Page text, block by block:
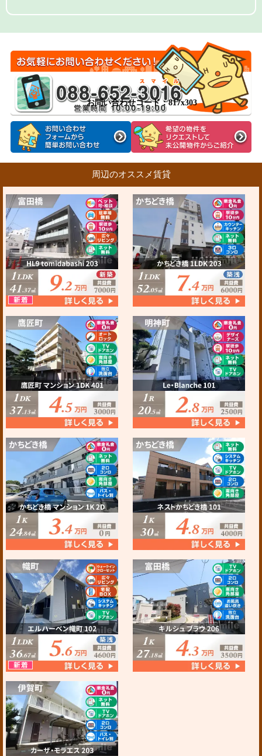
お問い合わせコード：817x303
周辺のオススメ賃貸